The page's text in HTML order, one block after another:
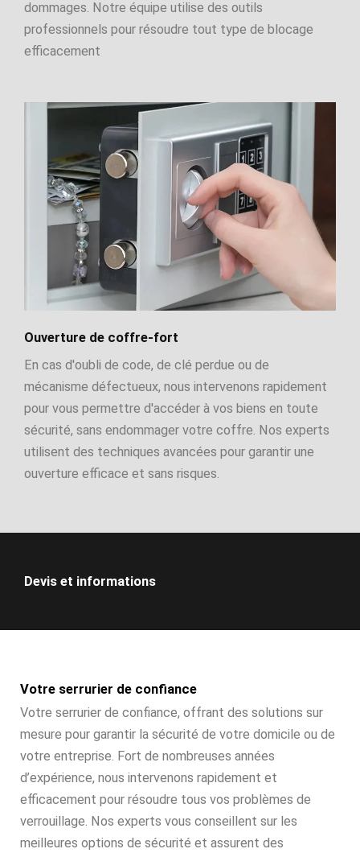
dommages. Notre équipe utilise des outils
professionnels pour résoudre tout type de blocage
efficacement
Ouverture de coffre-fort
En cas d'oubli de code, de clé perdue ou de
mécanisme défectueux, nous intervenons rapidement
pour vous permettre d'accéder à vos biens en toute
sécurité, sans endommager votre coffre. Nos experts
utilisent des techniques avancées pour garantir une
ouverture efficace et sans risques.
Devis et informations
Votre serrurier de confiance
Votre serrurier de confiance, offrant des solutions sur
mesure pour garantir la sécurité de votre domicile ou de
votre entreprise. Fort de nombreuses années
d’expérience, nous intervenons rapidement et
efficacement pour résoudre tous vos problèmes de
verrouillage. Nos experts vous conseillent sur les
meilleures options de sécurité et assurent des